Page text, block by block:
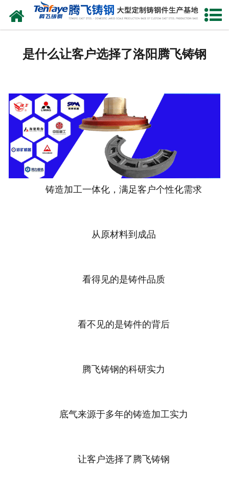
网站首页
客户案例
联系我们
是什么让客户选择了洛阳腾飞铸钢
铸造加工一体化，满足客户个性化需求
从原材料到成品
看得见的是铸件品质
看不见的是铸件的背后
腾飞铸钢的科研实力
底气来源于多年的铸造加工实力
让客户选择了腾飞铸钢